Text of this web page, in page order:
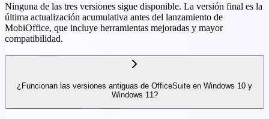
Ninguna de las tres versiones sigue disponible. La versión final es la
última actualización acumulativa antes del lanzamiento de
MobiOffice, que incluye herramientas mejoradas y mayor
compatibilidad.
¿Funcionan las versiones antiguas de OfficeSuite en Windows 10 y
Windows 11?